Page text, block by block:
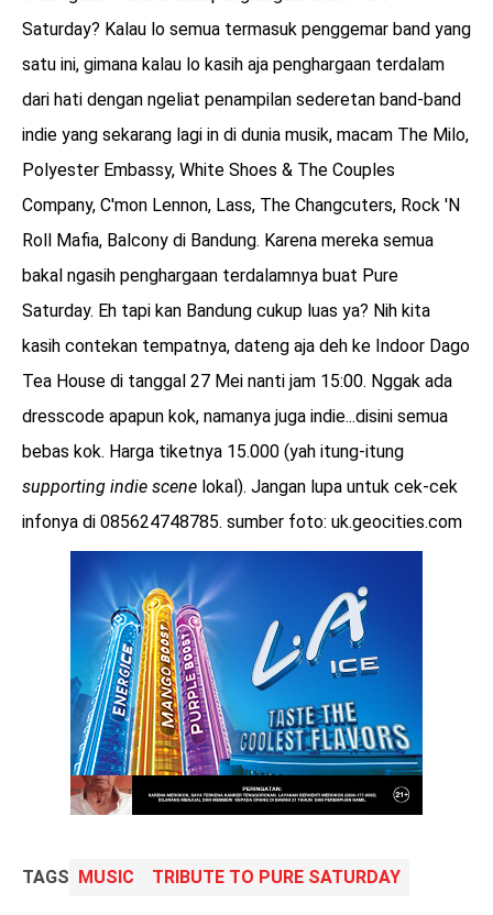
Saturday? Kalau lo semua termasuk penggemar band yang
satu ini, gimana kalau lo kasih aja penghargaan terdalam
dari hati dengan ngeliat penampilan sederetan band-band
indie yang sekarang lagi in di dunia musik, macam The Milo,
Polyester Embassy, White Shoes & The Couples
Company, C'mon Lennon, Lass, The Changcuters, Rock 'N
Roll Mafia, Balcony di Bandung. Karena mereka semua
bakal ngasih penghargaan terdalamnya buat Pure
Saturday. Eh tapi kan Bandung cukup luas ya? Nih kita
kasih contekan tempatnya, dateng aja deh ke Indoor Dago
Tea House di tanggal 27 Mei nanti jam 15:00. Nggak ada
dresscode apapun kok, namanya juga indie...disini semua
bebas kok. Harga tiketnya 15.000 (yah itung-itung
supporting indie scene lokal). Jangan lupa untuk cek-cek
infonya di 085624748785. sumber foto: uk.geocities.com
TAGS MUSIC TRIBUTE TO PURE SATURDAY